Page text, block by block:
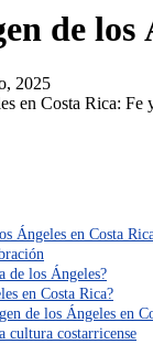
de los
2025
Ángeles en Costa
de los Ángeles?
en Costa Rica?
de los Ángeles en
cultura costarricense